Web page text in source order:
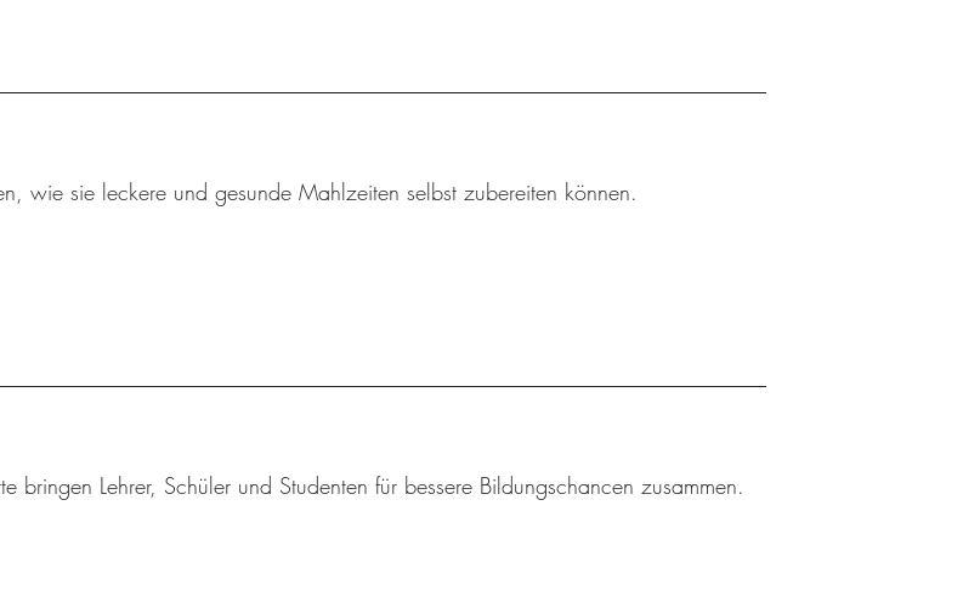
wie sie leckere und gesunde Mahlzeiten selbst zubereiten können.
bringen Lehrer, Schüler und Studenten für bessere Bildungschancen zusammen.